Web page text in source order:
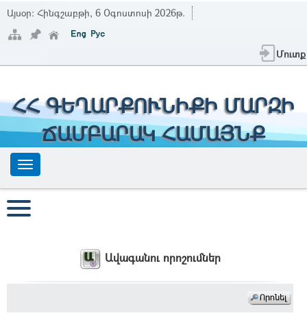
Այսօր: Հինգշաբթի, 6 Օգոստոսի 2026թ.
Մուտք
ՀՀ ԳԵՂԱՐՔՈՒՆԻՔԻ ՄԱՐԶԻ
ՃԱՄԲԱՐԱԿ ՀԱՄԱՅՆՔ
Ավագանու որոշումներ